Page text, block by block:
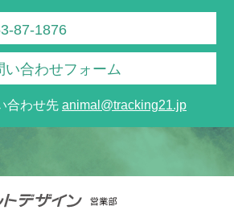
87-1876
い合わせフォーム
合わせ先 animal@tracking21.jp